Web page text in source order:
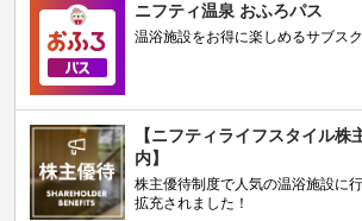
ニフティ温泉 おふろパス
温浴施設をお得に楽しめるサブス
【ニフティライフスタイル株
内】
株主優待制度で人気の温浴施設に
拡充されました！